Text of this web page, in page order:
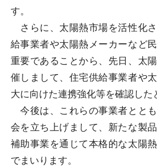
す。
さらに、太陽熱市場を活性化
給事業者や太陽熱メーカーなど
重要であることから、先日、太
催しまして、住宅供給事業者や
大に向けた連携強化等を確認した
今後は、これらの事業者とと
会を立ち上げまして、新たな製
補助事業を通じて本格的な太陽
でまいります。